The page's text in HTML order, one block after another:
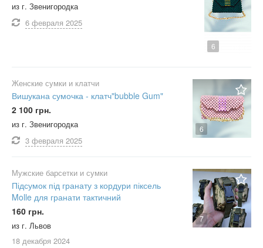
6
из г. Звенигородка
6 февраля 2025
6
Женские сумки и клатчи
Вишукана сумочка - клатч"bubble Gum"
2 100 грн.
из г. Звенигородка
3 февраля 2025
7
Мужские барсетки и сумки
Підсумок під гранату з кордури піксель
Molle для гранати тактичний
160 грн.
из г. Львов
18 декабря 2024